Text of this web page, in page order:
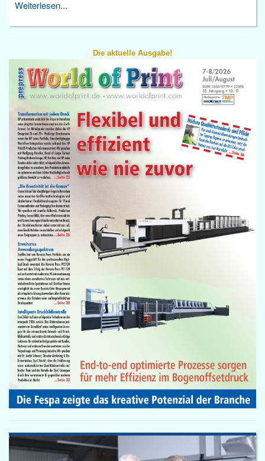
Weiterlesen...
Die aktuelle Ausgabe!